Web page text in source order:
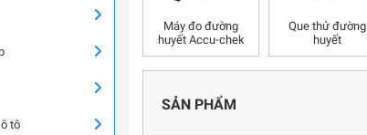
tô
Máy đo đường
huyết Accu-chek
Que thử đường
huyết
SẢN PHẨM